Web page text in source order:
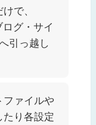
で、
グ・サイ
引っ越し
ファイルや
たり各設定